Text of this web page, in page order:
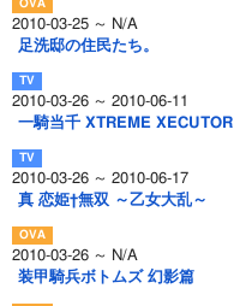
2010-03-25 ～ N/A
足洗邸の住民たち。
2010-03-26 ～ 2010-06-11
一騎当千 XTREME XECUTOR
2010-03-26 ～ 2010-06-17
真 恋姫†無双 ～乙女大乱～
2010-03-26 ～ N/A
装甲騎兵ボトムズ 幻影篇